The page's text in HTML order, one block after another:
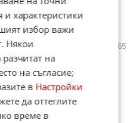
готвят се за война с
5 965
и характеристики
избор важи
Някои
на
на съгласие;
в Настройки
да оттеглите
време в